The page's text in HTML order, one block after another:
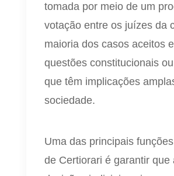
tomada por meio de um
votação entre os juízes da
maioria dos casos aceitos
questões constitucionais
que têm implicações
sociedade.
Uma das principais
de Certiorari é garantir que